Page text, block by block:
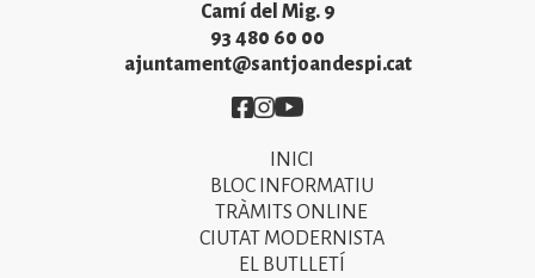
Camí del Mig. 9
93 480 60 00
ajuntament@santjoandespi.cat
Imatge
Imatge
Imatge
INICI
BLOC INFORMATIU
TRÀMITS ONLINE
CIUTAT MODERNISTA
EL BUTLLETÍ